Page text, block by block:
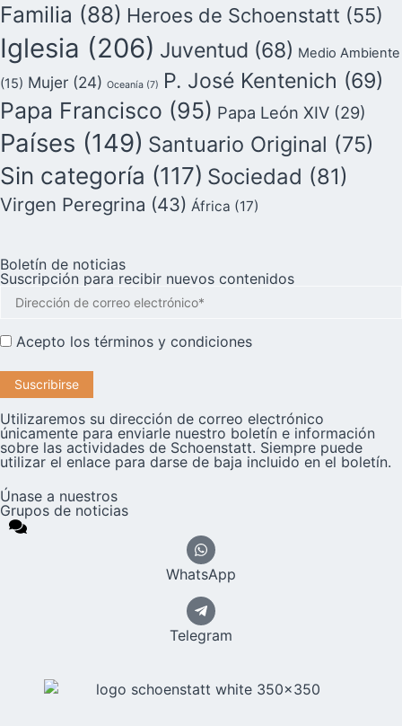
Familia (88) Heroes de Schoenstatt (55)
Iglesia (206) Juventud (68) Medio Ambiente
(15) Mujer (24) Oceanía (7) P. José Kentenich (69)
Papa Francisco (95) Papa León XIV (29)
Países (149) Santuario Original (75)
Sin categoría (117) Sociedad (81)
Virgen Peregrina (43) África (17)
Boletín de noticias
Suscripción para recibir nuevos contenidos
Acepto los términos y condiciones
Utilizaremos su dirección de correo electrónico
únicamente para enviarle nuestro boletín e información
sobre las actividades de Schoenstatt. Siempre puede
utilizar el enlace para darse de baja incluido en el boletín.
Únase a nuestros
Grupos de noticias
WhatsApp
Telegram